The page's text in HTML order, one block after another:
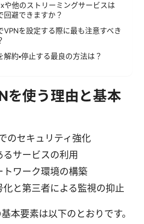
や他のストリーミングサービスは
回避できますか？
VPNを設定する際に最も注意すべき
解約・停止する最良の方法は？
を使う理由と基本
のセキュリティ強化
サービスの利用
トワーク環境の構築
化と第三者による監視の抑止
本要素は以下のとおりです。